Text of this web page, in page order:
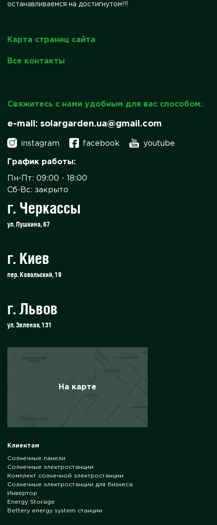
Карта страниц сайта
Все контакты
Свяжитесь с нами удобным для вас способом:
e-mail: solargarden.ua@gmail.com
instagram facebook youtube
График работы:
Пн-Пт: 09:00 - 18:00
Сб-Вс: закрыто
г. Черкассы
ул. Пушкина, 67
г. Киев
пер. Ковальский, 19
г. Львов
ул. Зеленая, 131
На карте
останавливаемся на достигнутом!!!
Клиентам
Солнечные панели
Солнечные электростанции
Комплект солнечной электростанции
Солнечные электростанции для бизнеса
Инвертор
Energy Storage
Bettery energy system станции